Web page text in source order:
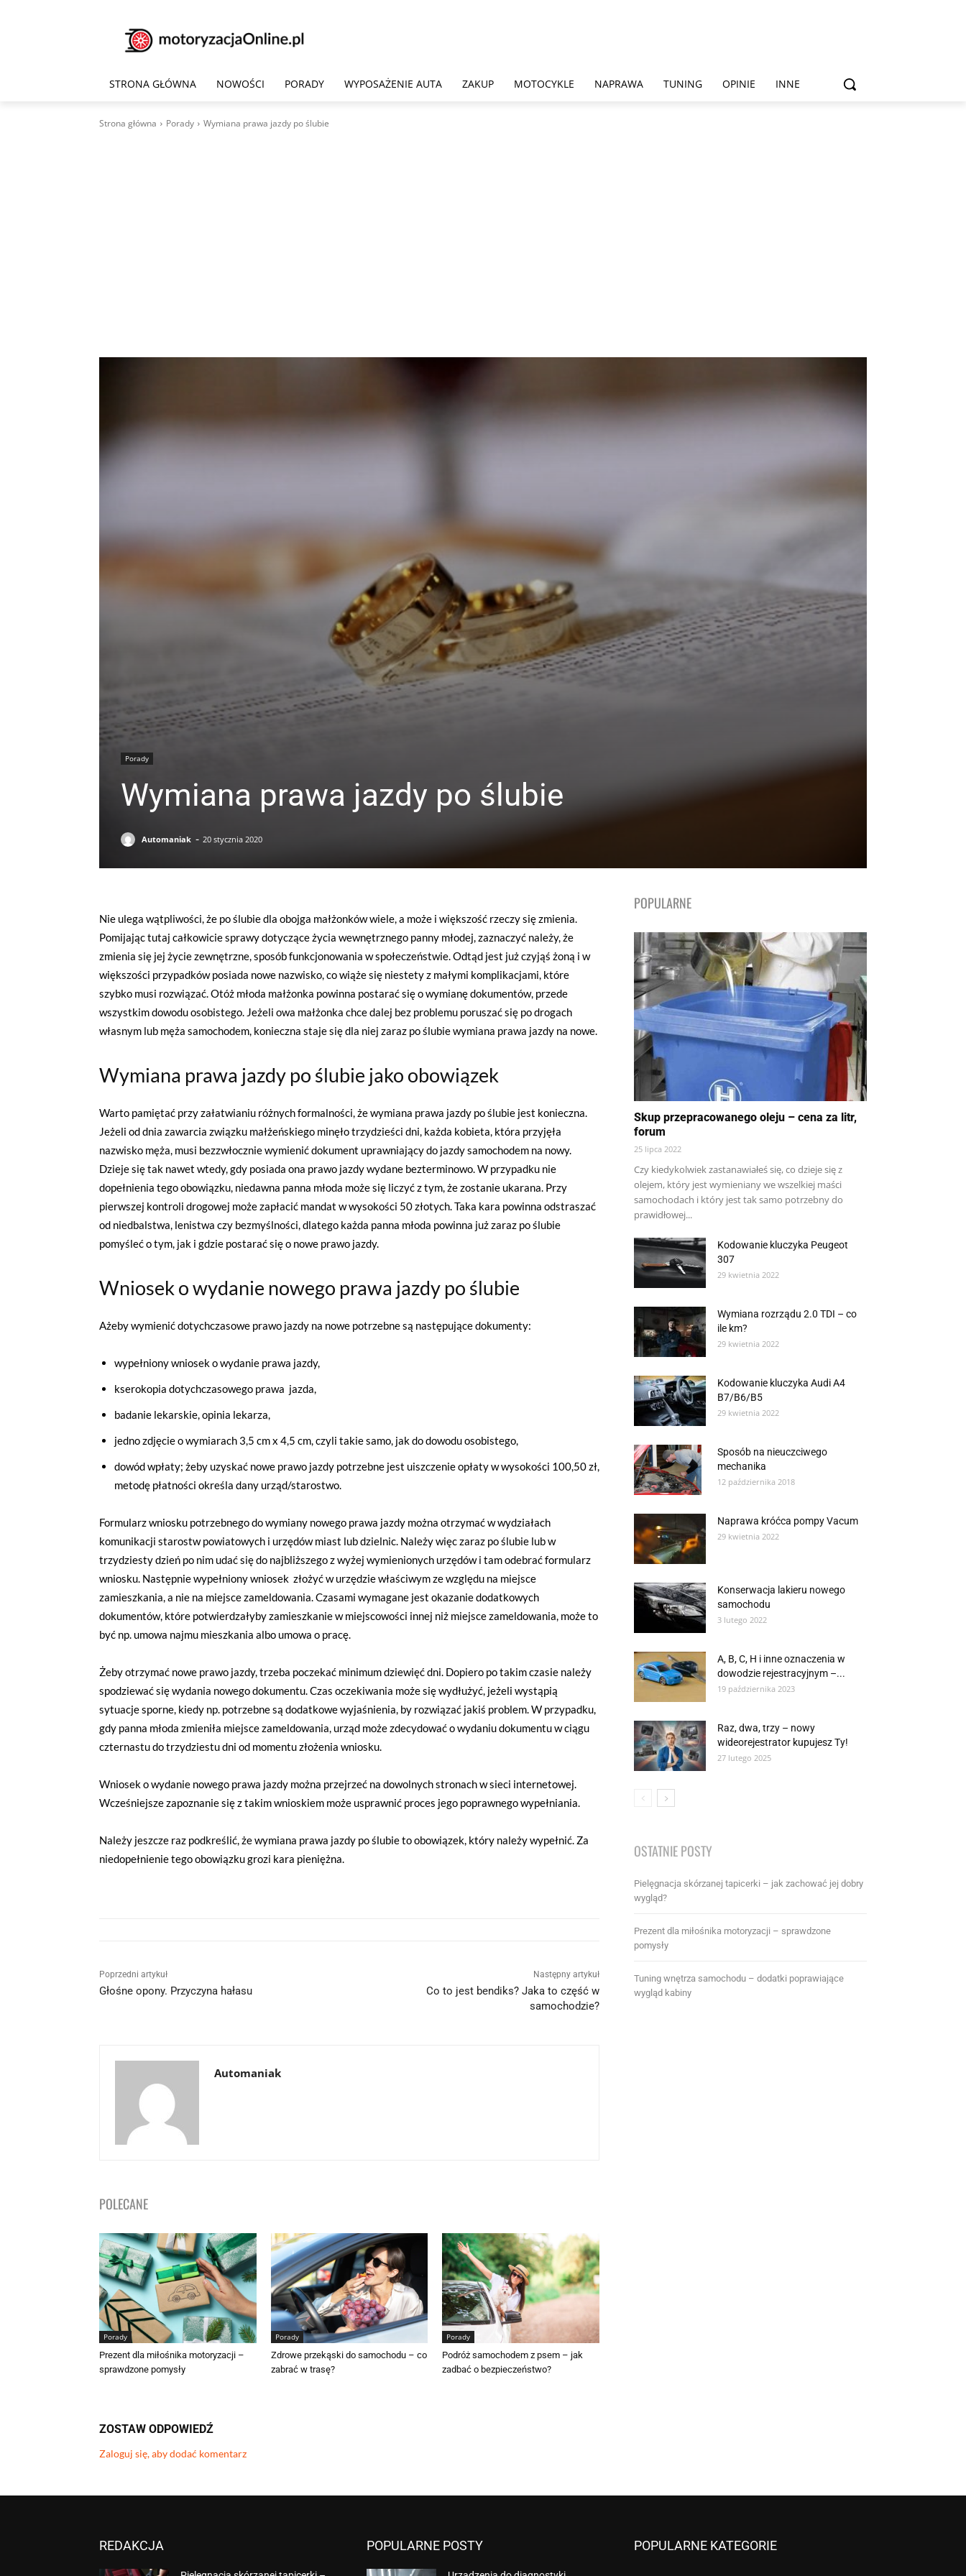
STRONA GŁÓWNA NOWOŚCI PORADY WYPOSAŻENIE AUTA ZAKUP MOTOCYKLE NAPRAWA TUNING OPINIE INNE
Strona główna Porady Wymiana prawa jazdy po ślubie
Porady
Wymiana prawa jazdy po ślubie
Automaniak - 20 stycznia 2020
Nie ulega wątpliwości, że po ślubie dla obojga małżonków wiele, a może i większość rzeczy się zmienia.
Pomijając tutaj całkowicie sprawy dotyczące życia wewnętrznego panny młodej, zaznaczyć należy, że
zmienia się jej życie zewnętrzne, sposób funkcjonowania w społeczeństwie. Odtąd jest już czyjąś żoną i w
większości przypadków posiada nowe nazwisko, co wiąże się niestety z małymi komplikacjami, które
szybko musi rozwiązać. Otóż młoda małżonka powinna postarać się o wymianę dokumentów, przede
wszystkim dowodu osobistego. Jeżeli owa małżonka chce dalej bez problemu poruszać się po drogach
własnym lub męża samochodem, konieczna staje się dla niej zaraz po ślubie wymiana prawa jazdy na nowe.
Wymiana prawa jazdy po ślubie jako obowiązek
Warto pamiętać przy załatwianiu różnych formalności, że wymiana prawa jazdy po ślubie jest konieczna.
Jeżeli od dnia zawarcia związku małżeńskiego minęło trzydzieści dni, każda kobieta, która przyjęła
nazwisko męża, musi bezzwłocznie wymienić dokument uprawniający do jazdy samochodem na nowy.
Dzieje się tak nawet wtedy, gdy posiada ona prawo jazdy wydane bezterminowo. W przypadku nie
dopełnienia tego obowiązku, niedawna panna młoda może się liczyć z tym, że zostanie ukarana. Przy
pierwszej kontroli drogowej może zapłacić mandat w wysokości 50 złotych. Taka kara powinna odstraszać
od niedbalstwa, lenistwa czy bezmyślności, dlatego każda panna młoda powinna już zaraz po ślubie
pomyśleć o tym, jak i gdzie postarać się o nowe prawo jazdy.
Wniosek o wydanie nowego prawa jazdy po ślubie
Ażeby wymienić dotychczasowe prawo jazdy na nowe potrzebne są następujące dokumenty:
wypełniony wniosek o wydanie prawa jazdy,
kserokopia dotychczasowego prawa jazda,
badanie lekarskie, opinia lekarza,
jedno zdjęcie o wymiarach 3,5 cm x 4,5 cm, czyli takie samo, jak do dowodu osobistego,
dowód wpłaty; żeby uzyskać nowe prawo jazdy potrzebne jest uiszczenie opłaty w wysokości 100,50 zł,
metodę płatności określa dany urząd/starostwo.
Formularz wniosku potrzebnego do wymiany nowego prawa jazdy można otrzymać w wydziałach
komunikacji starostw powiatowych i urzędów miast lub dzielnic. Należy więc zaraz po ślubie lub w
trzydziesty dzień po nim udać się do najbliższego z wyżej wymienionych urzędów i tam odebrać formularz
wniosku. Następnie wypełniony wniosek złożyć w urzędzie właściwym ze względu na miejsce
zamieszkania, a nie na miejsce zameldowania. Czasami wymagane jest okazanie dodatkowych
dokumentów, które potwierdzałyby zamieszkanie w miejscowości innej niż miejsce zameldowania, może to
być np. umowa najmu mieszkania albo umowa o pracę.
Żeby otrzymać nowe prawo jazdy, trzeba poczekać minimum dziewięć dni. Dopiero po takim czasie należy
spodziewać się wydania nowego dokumentu. Czas oczekiwania może się wydłużyć, jeżeli wystąpią
sytuacje sporne, kiedy np. potrzebne są dodatkowe wyjaśnienia, by rozwiązać jakiś problem. W przypadku,
gdy panna młoda zmieniła miejsce zameldowania, urząd może zdecydować o wydaniu dokumentu w ciągu
czternastu do trzydziestu dni od momentu złożenia wniosku.
Wniosek o wydanie nowego prawa jazdy można przejrzeć na dowolnych stronach w sieci internetowej.
Wcześniejsze zapoznanie się z takim wnioskiem może usprawnić proces jego poprawnego wypełniania.
Należy jeszcze raz podkreślić, że wymiana prawa jazdy po ślubie to obowiązek, który należy wypełnić. Za
niedopełnienie tego obowiązku grozi kara pieniężna.
Poprzedni artykuł
Głośne opony. Przyczyna hałasu
Następny artykuł
Co to jest bendiks? Jaka to część w
samochodzie?
Automaniak
POLECANE
Porady
Prezent dla miłośnika motoryzacji –
sprawdzone pomysły
Porady
Zdrowe przekąski do samochodu – co
zabrać w trasę?
Porady
Podróż samochodem z psem – jak
zadbać o bezpieczeństwo?
ZOSTAW ODPOWIEDŹ
Zaloguj się, aby dodać komentarz
POPULARNE
Skup przepracowanego oleju – cena za litr,
forum
25 lipca 2022
Czy kiedykolwiek zastanawiałeś się, co dzieje się z
olejem, który jest wymieniany we wszelkiej maści
samochodach i który jest tak samo potrzebny do
prawidłowej...
Kodowanie kluczyka Peugeot
307
29 kwietnia 2022
Wymiana rozrządu 2.0 TDI – co
ile km?
29 kwietnia 2022
Kodowanie kluczyka Audi A4
B7/B6/B5
29 kwietnia 2022
Sposób na nieuczciwego
mechanika
12 października 2018
Naprawa króćca pompy Vacum
29 kwietnia 2022
Konserwacja lakieru nowego
samochodu
3 lutego 2022
A, B, C, H i inne oznaczenia w
dowodzie rejestracyjnym –...
19 października 2023
Raz, dwa, trzy – nowy
wideorejestrator kupujesz Ty!
27 lutego 2025
OSTATNIE POSTY
Pielęgnacja skórzanej tapicerki – jak zachować jej dobry
wygląd?
Prezent dla miłośnika motoryzacji – sprawdzone
pomysły
Tuning wnętrza samochodu – dodatki poprawiające
wygląd kabiny
REDAKCJA POPULARNE POSTY POPULARNE KATEGORIE